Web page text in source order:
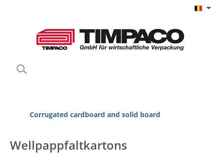
Corrugated cardboard and solid board
Wellpappfaltkartons